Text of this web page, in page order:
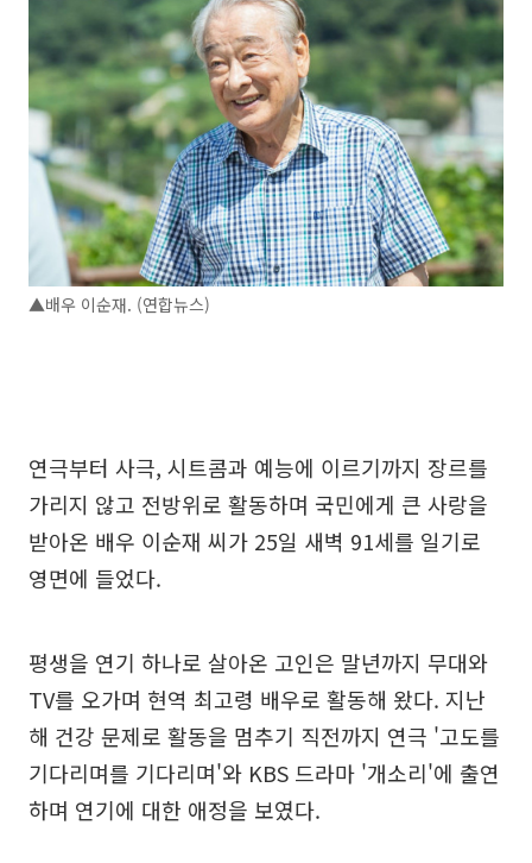
▲배우 이순재. (연합뉴스)
연극부터 사극, 시트콤과 예능에 이르기까지 장르를
가리지 않고 전방위로 활동하며 국민에게 큰 사랑을
받아온 배우 이순재 씨가 25일 새벽 91세를 일기로
영면에 들었다.
평생을 연기 하나로 살아온 고인은 말년까지 무대와
TV를 오가며 현역 최고령 배우로 활동해 왔다. 지난
해 건강 문제로 활동을 멈추기 직전까지 연극 '고도를
기다리며를 기다리며'와 KBS 드라마 '개소리'에 출연
하며 연기에 대한 애정을 보였다.